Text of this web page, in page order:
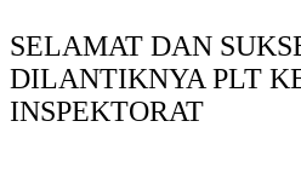
SELAMAT DAN
DILANTIKNYA PLT
INSPEKTORAT